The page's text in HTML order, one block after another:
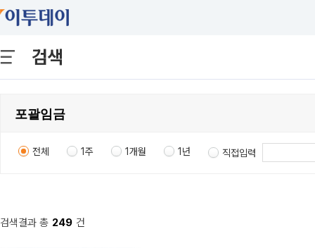
검색
전체 1주 1개월 1년 직접입력
검색결과 총 249 건